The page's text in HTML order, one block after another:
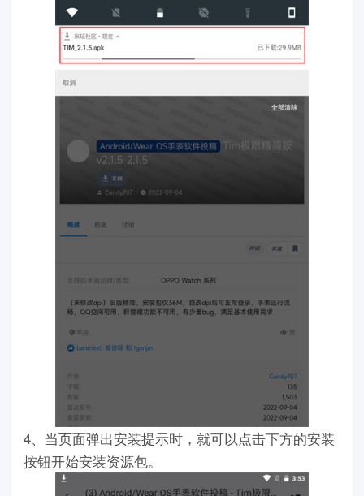
4、当页面弹出安装提示时，就可以点击下方的安装
按钮开始安装资源包。